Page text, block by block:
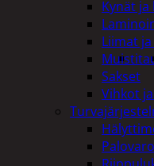
Kynät
Liimat
Sakset
Vihkot